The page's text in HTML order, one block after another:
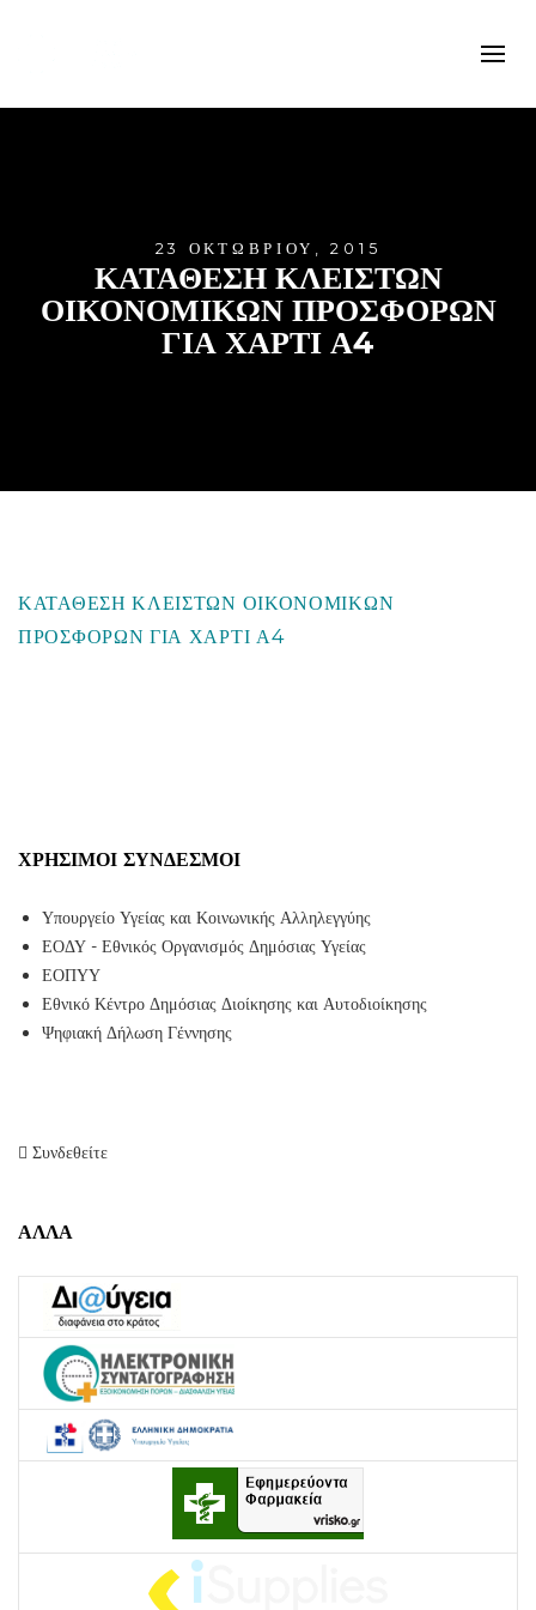
23 ΟΚΤΩΒΡΊΟΥ, 2015
ΚΑΤΑΘΕΣΗ ΚΛΕΙΣΤΩΝ
ΟΙΚΟΝΟΜΙΚΩΝ ΠΡΟΣΦΟΡΩΝ
ΓΙΑ ΧΑΡΤΙ Α4
ΚΑΤΑΘΕΣΗ ΚΛΕΙΣΤΩΝ ΟΙΚΟΝΟΜΙΚΩΝ
ΠΡΟΣΦΟΡΩΝ ΓΙΑ ΧΑΡΤΙ Α4
ΧΡΉΣΙΜΟΙ ΣΎΝΔΕΣΜΟΙ
Υπουργείο Υγείας και Κοινωνικής Αλληλεγγύης
ΕΟΔΥ - Εθνικός Οργανισμός Δημόσιας Υγείας
ΕΟΠΥΥ
Εθνικό Κέντρο Δημόσιας Διοίκησης και Αυτοδιοίκησης
Ψηφιακή Δήλωση Γέννησης
Συνδεθείτε
ΑΛΛΑ